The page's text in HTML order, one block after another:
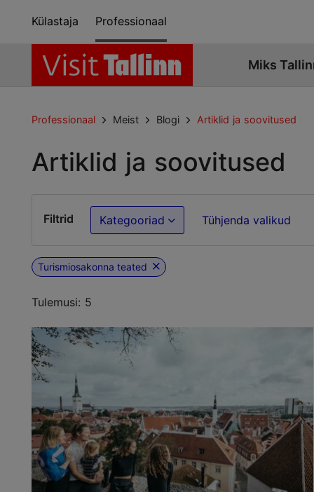
Külastaja Professionaal
Miks
Professionaal Meist Blogi Artiklid ja soovitused
Artiklid ja soovitused
Filtrid Kategooriad Tühjenda valikud
Turismiosakonna teated
Tulemusi: 5